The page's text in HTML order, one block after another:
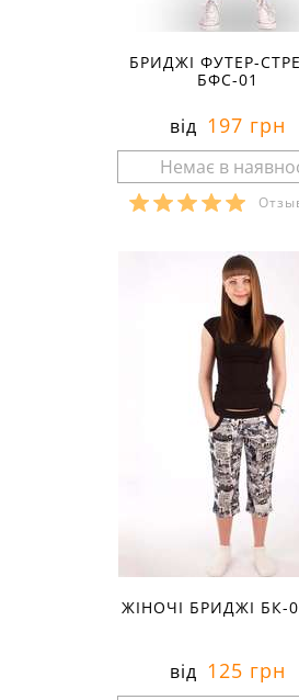
БРИДЖІ ФУТЕР-
БФС-01
від 197 грн
ЖІНОЧІ БРИДЖІ БК-
від 125 грн